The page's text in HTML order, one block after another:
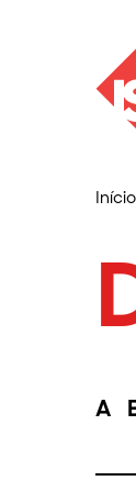
Início
A